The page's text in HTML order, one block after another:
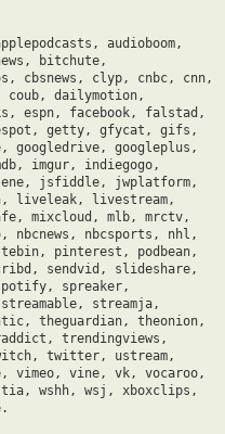
audioboom,
bitchute,
cbsnews, clyp, cnbc, cnn,
coub, dailymotion,
espn, facebook, falstad,
getty, gfycat, gifs,
googledrive, googleplus,
imgur, indiegogo,
jsfiddle, jwplatform,
liveleak, livestream,
mixcloud, mlb, mrctv,
nbcnews, nbcsports, nhl,
pinterest, podbean,
sendvid, slideshare,
spreaker,
streamja,
theguardian, theonion,
trendingviews,
twitter, ustream,
vimeo, vine, vk, vocaroo,
wshh, wsj, xboxclips,